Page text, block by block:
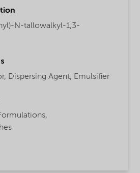
N-tallowalkyl-1,3-
Dispersing Agent, Emulsifier